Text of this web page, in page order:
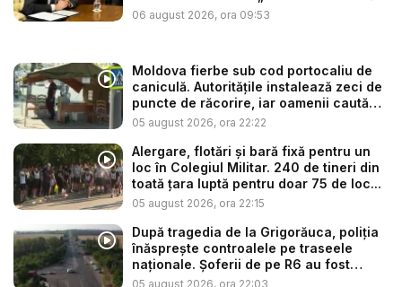
06 august 2026, ora 09:53
Moldova fierbe sub cod portocaliu de
caniculă. Autoritățile instalează zeci de
puncte de răcorire, iar oamenii caută
s...
05 august 2026, ora 22:22
Alergare, flotări și bară fixă pentru un
loc în Colegiul Militar. 240 de tineri din
toată țara luptă pentru doar 75 de loc...
05 august 2026, ora 22:15
După tragedia de la Grigorăuca, poliția
înăsprește controalele pe traseele
naționale. Șoferii de pe R6 au fost
opri...
05 august 2026, ora 22:03